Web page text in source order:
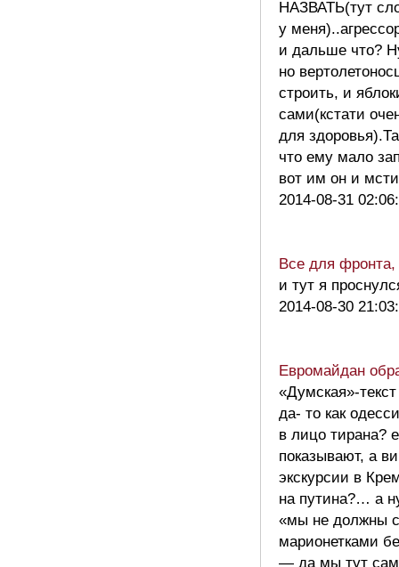
НАЗВАТЬ(тут
у
и дальше что?
но
строить, и
сами(кстати
для
что ему мало
вот им он и
2014-08-31
Все для
и тут я
2014-08-30
Евромайдан
«Думская»-
да- то как
в лицо тирана?
показывают, а
экскурсии в
на путина?… а
«мы не должны
марионетками
— да мы тут